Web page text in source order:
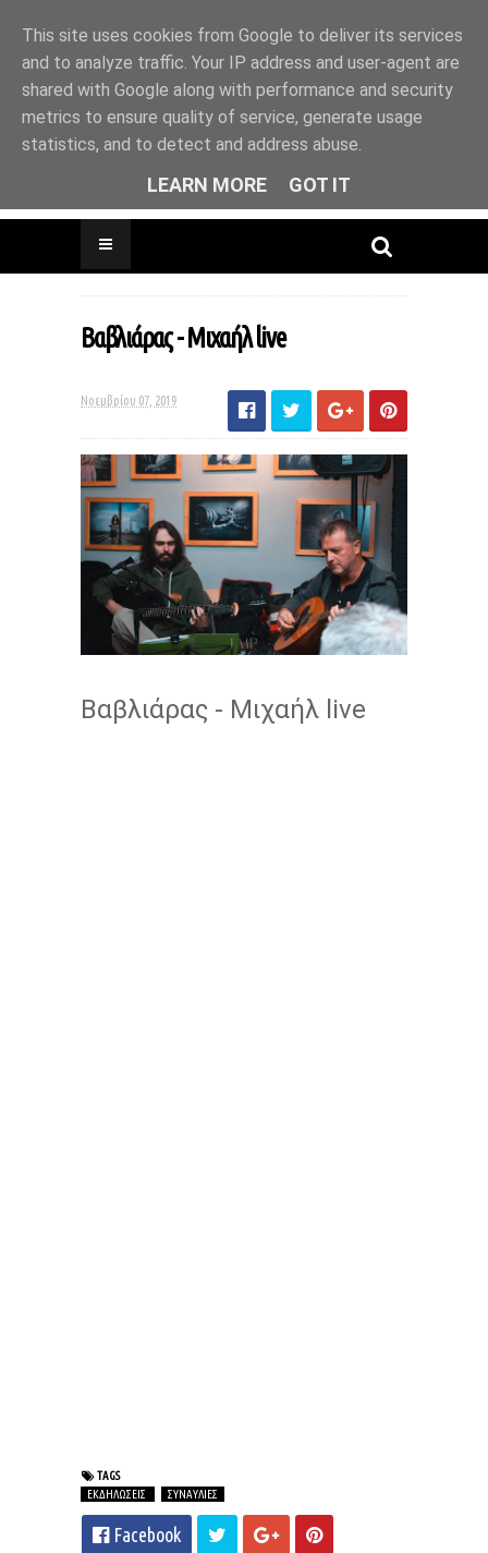
Drinks & Coffee * Pancakes * Live Music *
Photo Exhibitions * Βook Presentations *
Animal friendly
Βαβλιάρας - Μιχαήλ live
Νοεμβρίου 07, 2019
Βαβλιάρας - Μιχαήλ live
TAGS
ΕΚΔΗΛΩΣΕΙΣ
ΣΥΝΑΥΛΙΕΣ
Facebook
This site uses cookies from Google to deliver its services
and to analyze traffic. Your IP address and user-agent are
shared with Google along with performance and security
metrics to ensure quality of service, generate usage
statistics, and to detect and address abuse.
LEARN MORE GOT IT